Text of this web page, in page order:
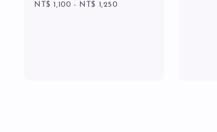
Regular
NT$ 1,100 - NT$ 1,250